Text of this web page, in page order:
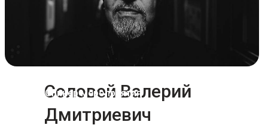
Соловей Валерий
Дмитриевич
Спикер мероприятия